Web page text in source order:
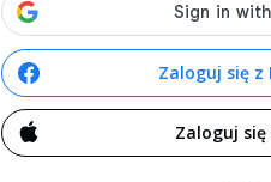
Zaloguj się z
Zaloguj się